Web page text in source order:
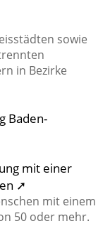
sowie
in Bezirke
Baden-
mit einer
➚
mit einem
50 oder mehr.